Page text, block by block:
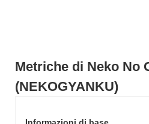
Metriche di Neko No
(NEKOGYANKU)
Informazioni di base